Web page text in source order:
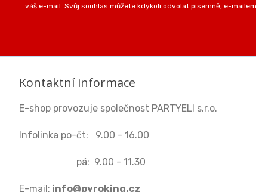
váš e-mail. Svůj souhlas můžete kdykoli odvolat písemně, e-
Kontaktní informace
E-shop provozuje společnost PARTYELI s.r.o.
Infolinka po-čt: 9.00 - 16.00
pá: 9.00 - 11.30
E-mail: info@pyroking.cz